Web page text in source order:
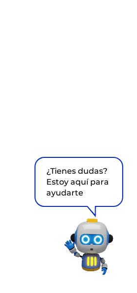
¿Tienes dudas?
Estoy aquí para
ayudarte